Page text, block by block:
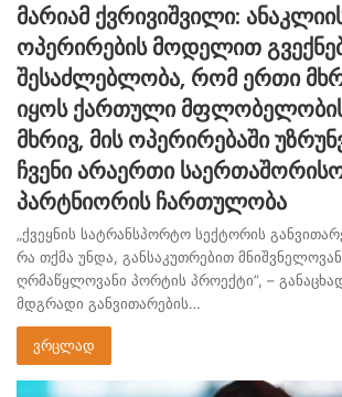
მარიამ ქვრივიშვილი:
ოპერირების მოდელით
შესაძლებლობა, რომ ერთი
იყოს ქართული
მხრივ, მის ოპერირებაში
ჩვენი არაერთი
პარტნიორის ჩართულობა
„ქვეყნის სატრანსპორტო სექტორის
რა თქმა უნდა, განსაკუთრებით
ღრმაწყლოვანი პორტის პროექტი”, –
მდგრადი განვითარების…
ვრცლად